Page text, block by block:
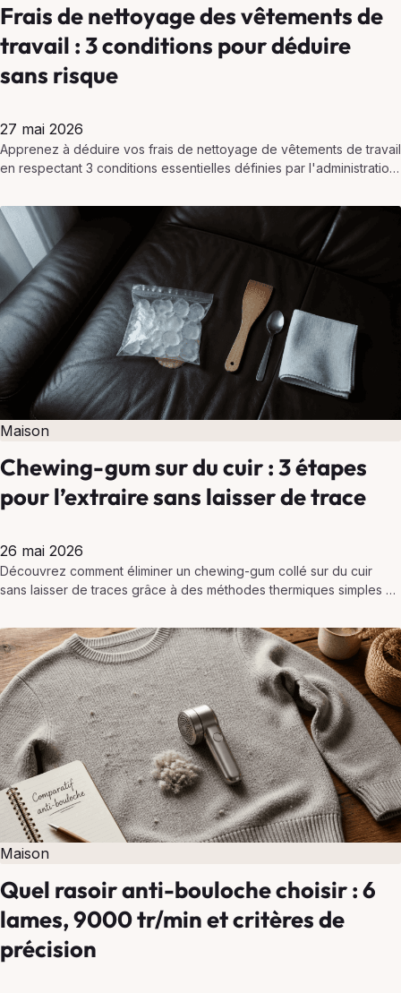
Frais de nettoyage des vêtements de
travail : 3 conditions pour déduire
sans risque
27 mai 2026
Apprenez à déduire vos frais de nettoyage de vêtements de travail
en respectant 3 conditions essentielles définies par l'administration
Maison
Chewing-gum sur du cuir : 3 étapes
pour l’extraire sans laisser de trace
26 mai 2026
Découvrez comment éliminer un chewing-gum collé sur du cuir
sans laisser de traces grâce à des méthodes thermiques simples et
Maison
Quel rasoir anti-bouloche choisir : 6
lames, 9000 tr/min et critères de
précision